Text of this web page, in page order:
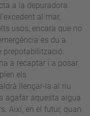
a la depuradora
al mar,
usos, encara que no
es du a
prepotabilització:
a recaptar i a posar
els
llençar-la al riu
agafar aquesta aigua
Així, en el futur, quan